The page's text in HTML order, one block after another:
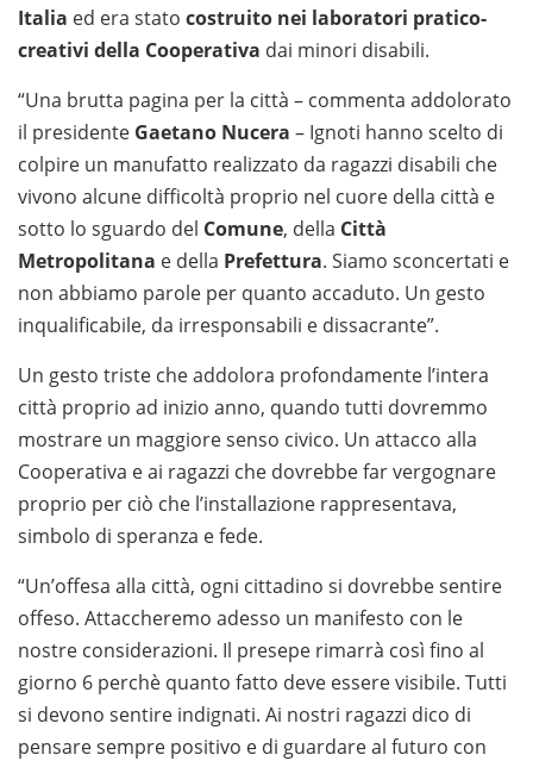
Italia ed era stato costruito nei laboratori pratico-
creativi della Cooperativa dai minori disabili.
“Una brutta pagina per la città – commenta addolorato
il presidente Gaetano Nucera – Ignoti hanno scelto di
colpire un manufatto realizzato da ragazzi disabili che
vivono alcune difficoltà proprio nel cuore della città e
sotto lo sguardo del Comune, della Città
Metropolitana e della Prefettura. Siamo sconcertati e
non abbiamo parole per quanto accaduto. Un gesto
inqualificabile, da irresponsabili e dissacrante”.
Un gesto triste che addolora profondamente l’intera
città proprio ad inizio anno, quando tutti dovremmo
mostrare un maggiore senso civico. Un attacco alla
Cooperativa e ai ragazzi che dovrebbe far vergognare
proprio per ciò che l’installazione rappresentava,
simbolo di speranza e fede.
“Un’offesa alla città, ogni cittadino si dovrebbe sentire
offeso. Attaccheremo adesso un manifesto con le
nostre considerazioni. Il presepe rimarrà così fino al
giorno 6 perchè quanto fatto deve essere visibile. Tutti
si devono sentire indignati. Ai nostri ragazzi dico di
pensare sempre positivo e di guardare al futuro con